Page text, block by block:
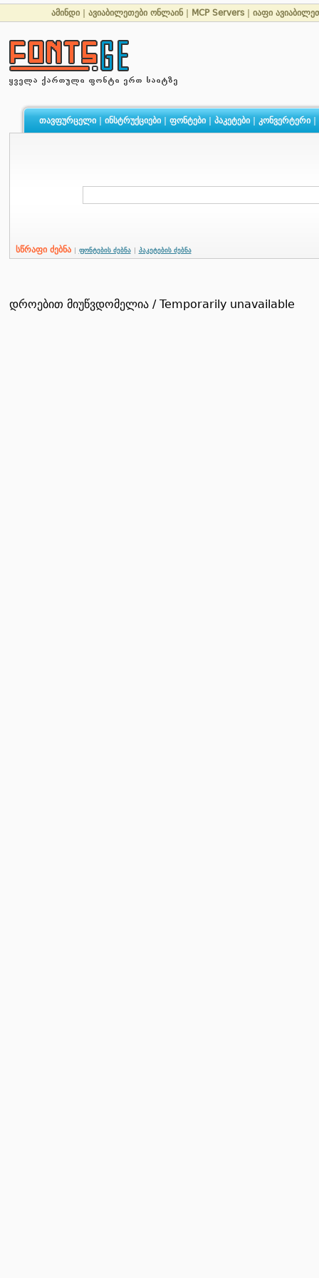
ამინდი ავიაბილეთები ონლაინ MCP Servers იაფი
თავფურცელი| ინსტრუქციები| ფონტები| პაკეტები| კონვერტერი|
სწრაფი ძებნა ფონტების ძებნა პაკეტების ძებნა
დროებით მიუწვდომელია / Temporarily unavailable